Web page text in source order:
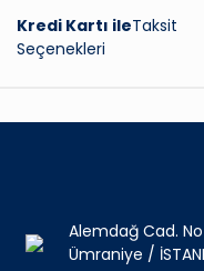
Kredi Kartı ileTaksit
Seçenekleri
Alemdağ Cad.
Ümraniye /